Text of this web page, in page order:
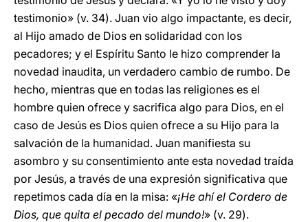
testimonio» (v. 34). Juan vio algo impactante, es decir,
al Hijo amado de Dios en solidaridad con los
pecadores; y el Espíritu Santo le hizo comprender la
novedad inaudita, un verdadero cambio de rumbo. De
hecho, mientras que en todas las religiones es el
hombre quien ofrece y sacrifica algo para Dios, en el
caso de Jesús es Dios quien ofrece a su Hijo para la
salvación de la humanidad. Juan manifiesta su
asombro y su consentimiento ante esta novedad traída
por Jesús, a través de una expresión significativa que
repetimos cada día en la misa: «¡He ahí el Cordero de
Dios, que quita el pecado del mundo!» (v. 29).